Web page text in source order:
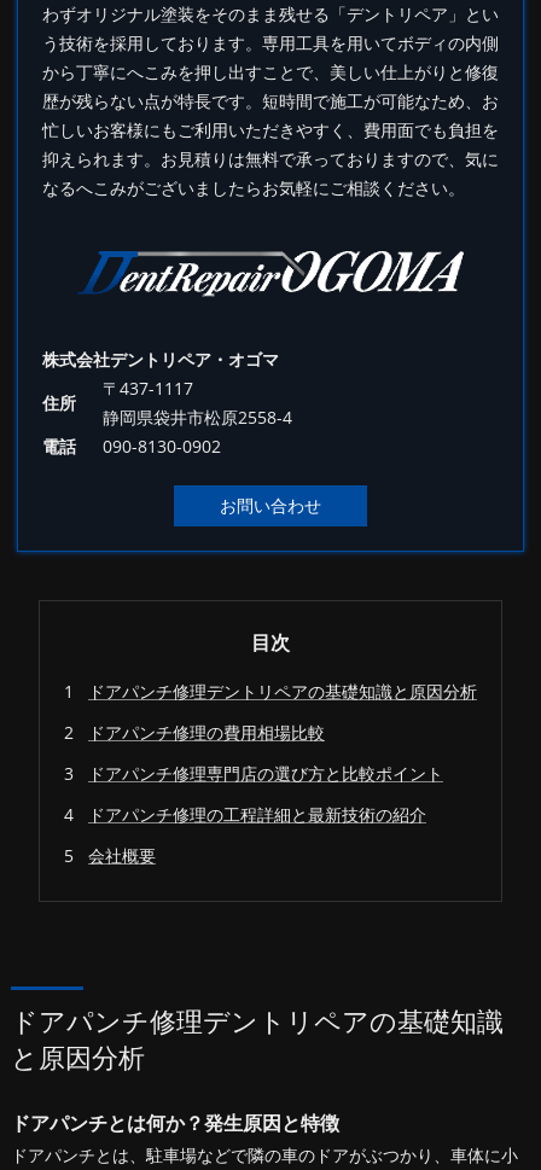
わずオリジナル塗装をそのまま残せる「デントリペア」とい
う技術を採用しております。専用工具を用いてボディの内側
から丁寧にへこみを押し出すことで、美しい仕上がりと修復
歴が残らない点が特長です。短時間で施工が可能なため、お
忙しいお客様にもご利用いただきやすく、費用面でも負担を
抑えられます。お見積りは無料で承っておりますので、気に
なるへこみがございましたらお気軽にご相談ください。
株式会社デントリペア・オゴマ
住所
〒437-1117
静岡県袋井市松原2558-4
電話
090-8130-0902
お問い合わせ
目次
ドアパンチ修理デントリペアの基礎知識と原因分析
ドアパンチ修理の費用相場比較
ドアパンチ修理専門店の選び方と比較ポイント
ドアパンチ修理の工程詳細と最新技術の紹介
会社概要
ドアパンチ修理デントリペアの基礎知識
と原因分析
ドアパンチとは何か？発生原因と特徴
ドアパンチとは、駐車場などで隣の車のドアがぶつかり、車体に小